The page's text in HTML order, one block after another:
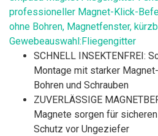
professioneller Magnet-Klick-
ohne Bohren, Magnetfenster,
Gewebeauswahl:Fliegengitter
SCHNELL INSEKTENFREI:
Montage mit starker
Bohren und Schrauben
ZUVERLÄSSIGE
Magnete sorgen für
Schutz vor Ungeziefer